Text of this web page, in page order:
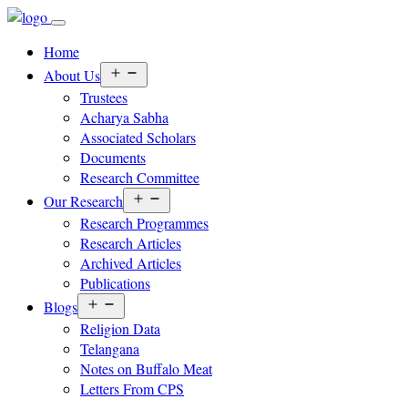
Home
About Us
menu
Trustees
Acharya Sabha
Associated Scholars
Documents
Research Committee
Our Research
menu
Research Programmes
Research Articles
Archived Articles
Publications
Blogs
menu
Religion Data
Telangana
Notes on Buffalo Meat
Letters From CPS